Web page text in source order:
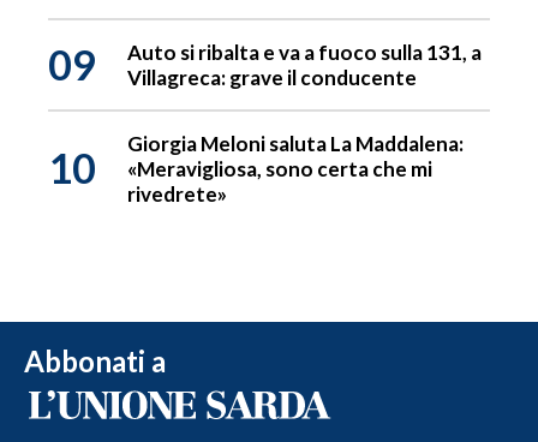
09
Auto si ribalta e va a fuoco sulla 131, a
Villagreca: grave il conducente
10
Giorgia Meloni saluta La Maddalena:
«Meravigliosa, sono certa che mi
rivedrete»
Abbonati a